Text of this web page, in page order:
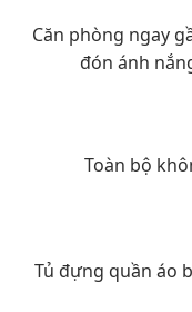
Căn phòng ngay
đón ánh
Toàn bộ
Tủ đựng quần áo